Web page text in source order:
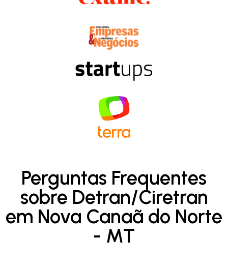
Perguntas Frequentes
sobre Detran/Ciretran
em Nova Canaã do Norte
- MT